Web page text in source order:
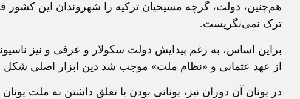
هم‌چنين، دولت، گرچه مسيحيان ترکيه را شهروندان اين کشور
ترک نمی‌نگريست.
براين اساس، به رغم پيدايش دولت سکولار و عرفی و نيز
از عهد عثمانی و «نظام ملت» موجب شد دين ابزار اصلی شکل
در يونان آن دوران نيز، يونانی بودن يا تعلق داشتن به ملت